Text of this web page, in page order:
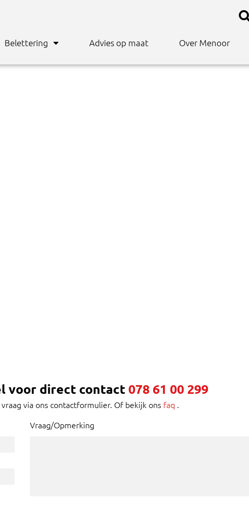
Belettering Advies op maat Over Menoor
voor direct contact078 61 00 299
via ons contactformulier. Of bekijk ons faq .
Vraag/Opmerking